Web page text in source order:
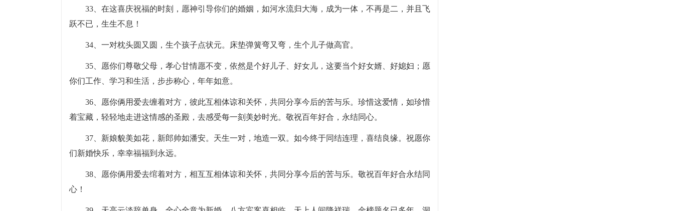
33、在这喜庆祝福的时刻，愿神引导你们的婚姻，如河水流归大海，成为一体，不再是二，并且飞
跃不已，生生不息！
34、一对枕头圆又圆，生个孩子点状元。床垫弹簧弯又弯，生个儿子做高官。
35、愿你们尊敬父母，孝心甘情愿不变，依然是个好儿子、好女儿，这要当个好女婿、好媳妇；愿
你们工作、学习和生活，步步称心，年年如意。
36、愿你俩用爱去缠着对方，彼此互相体谅和关怀，共同分享今后的苦与乐。珍惜这爱情，如珍惜
着宝藏，轻轻地走进这情感的圣殿，去感受每一刻美妙时光。敬祝百年好合，永结同心。
37、新娘貌美如花，新郎帅如潘安。天生一对，地造一双。如今终于同结连理，喜结良缘。祝愿你
们新婚快乐，幸幸福福到永远。
38、愿你俩用爱去绾着对方，相互互相体谅和关怀，共同分享今后的苦与乐。敬祝百年好合永结同
心！